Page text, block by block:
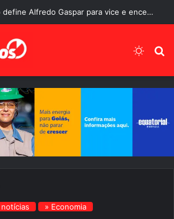
Flávio Bolsonaro define Alfredo Gaspar para vice e encerra uma das maiores expectativas da corrida presidencial de 2026
» Economia